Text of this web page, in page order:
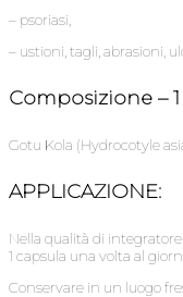
– psoriasi,
– ustioni, tagli, abrasioni,
Composizione –
Gotu Kola (Hydrocotyle
APPLICAZIONE:
Nella qualità di
1 capsula una volta al
Conservare in un luogo